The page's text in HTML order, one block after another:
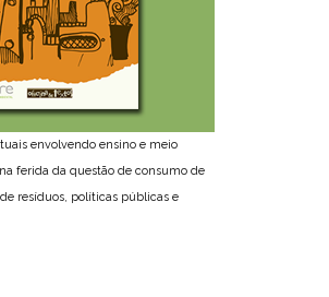
envolvendo ensino e meio
ferida da questão de consumo de
resíduos, políticas públicas e